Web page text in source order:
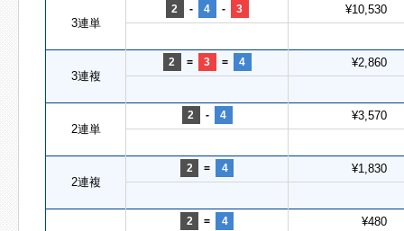
3連単
2 - 4 - 3 ¥10,530
3連複
2 = 3 = 4 ¥2,860
2連単
2 - 4 ¥3,570
2連複
2 = 4 ¥1,830
2 = 4 ¥480